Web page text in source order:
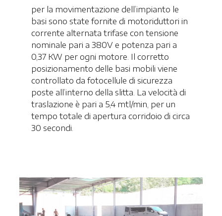
per la movimentazione dell’impianto le
basi sono state fornite di motoriduttori in
corrente alternata trifase con tensione
nominale pari a 380V e potenza pari a
0,37 KW per ogni motore. Il corretto
posizionamento delle basi mobili viene
controllato da fotocellule di sicurezza
poste all’interno della slitta. La velocità di
traslazione è pari a 5,4 mtl/min, per un
tempo totale di apertura corridoio di circa
30 secondi.